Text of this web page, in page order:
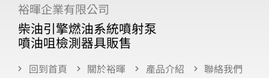
裕暉企業有限公司
柴油引擎燃油系統噴射泵
噴油咀檢測器具販售
回到首頁 關於裕暉 產品介紹 聯絡我們